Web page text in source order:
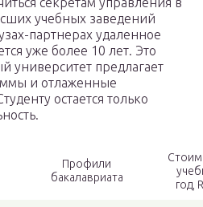
учебных заведений
партнерах удаленное
уже более 10 лет. Это
университет предлагает
и отлаженные
остается только
Профили
бакалавриата
год,